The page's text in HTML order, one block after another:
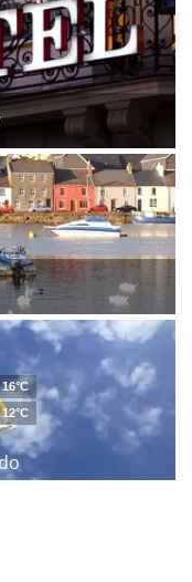
16°C
12°C